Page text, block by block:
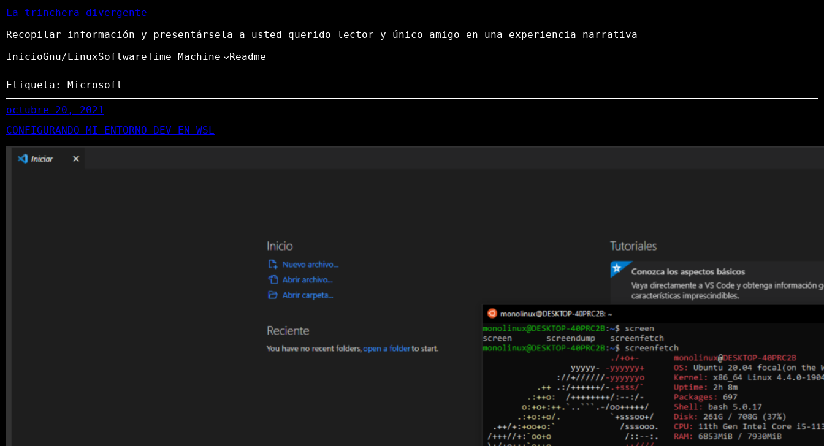
La trinchera divergente
Recopilar información y presentársela a usted querido lector y único amigo en una experiencia narrativa
InicioGnu/LinuxSoftwareTime Machine Readme
Etiqueta: Microsoft
octubre 20, 2021
CONFIGURANDO MI ENTORNO DEV EN WSL